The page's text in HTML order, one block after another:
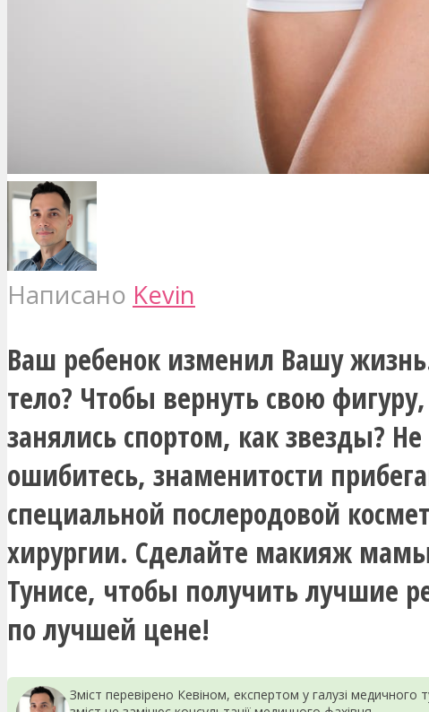
Написано Kevin
Ваш ребенок изменил Вашу
тело? Чтобы вернуть свою
занялись спортом, как звезды? Не
ошибитесь, знаменитости
специальной послеродовой
хирургии. Сделайте макияж
Тунисе, чтобы получить лучшие
по лучшей цене!
Зміст перевірено Кевіном, експертом у галузі